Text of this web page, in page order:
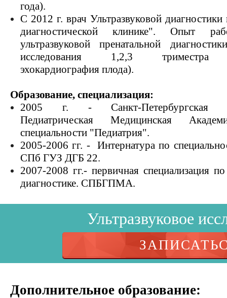
года).
С 2012 г. врач Ультразвуковой
диагностической клинике". Опыт
ультразвуковой пренатальной
исследования 1,2,3 триместра
эхокардиография плода).
Образование, специализация:
2005 г. - Санкт-Петербургская
Педиатрическая Медицинская
специальности "Педиатрия".
2005-2006 гг. - Интернатура по
СПб ГУЗ ДГБ 22.
2007-2008 гг.- первичная специализация
диагностике. СПБГПМА.
Ультразвуковое
Дополнительное образование: